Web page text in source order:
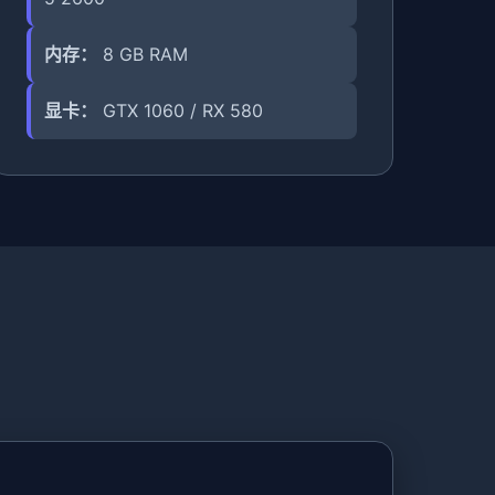
内存： 8 GB RAM
显卡： GTX 1060 / RX 580